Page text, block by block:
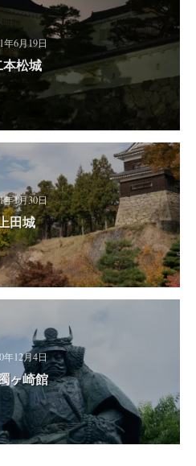
年6月19日
松城
年1月30日
田城
年12月4日
ヶ崎館